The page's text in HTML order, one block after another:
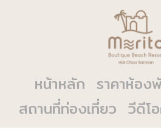
หน้าหลัก ราคาห้อง
สถานที่ท่องเที่ยว วีดีโ